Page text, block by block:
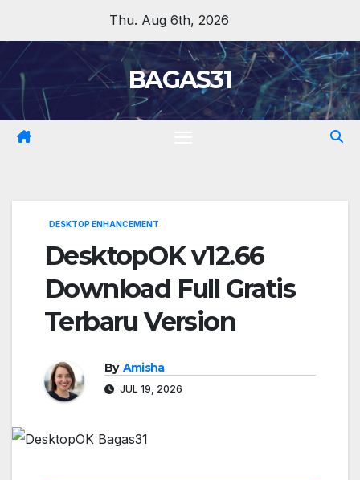
content
Thu. Aug 6th, 2026
BAGAS31
DESKTOP ENHANCEMENT
DesktopOK v12.66
Download Full Gratis
Terbaru Version
By Amisha
JUL 19, 2026